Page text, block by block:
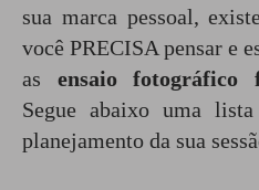
sua marca pessoal,
você PRECISA pensar e
as ensaio fotográfico
Segue abaixo uma
planejamento da sua